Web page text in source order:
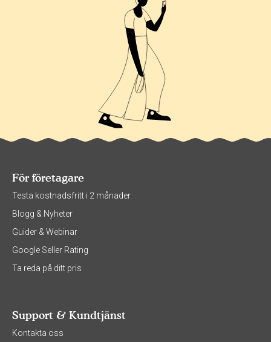
För företagare
Testa kostnadsfritt i 2 månader
Blogg & Nyheter
Guider & Webinar
Google Seller Rating
Ta reda på ditt pris
Support & Kundtjänst
Kontakta oss